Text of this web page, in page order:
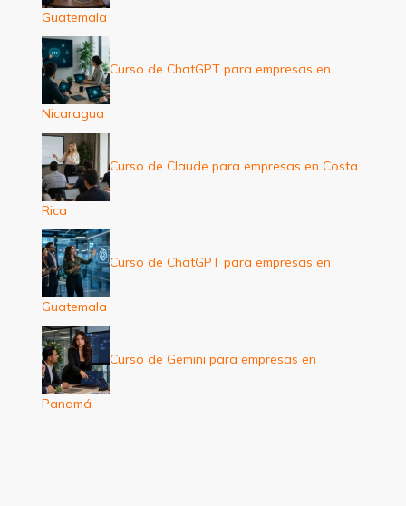
Guatemala
Curso de ChatGPT para empresas en
Nicaragua
Curso de Claude para empresas en Costa
Rica
Curso de ChatGPT para empresas en
Guatemala
Curso de Gemini para empresas en
Panamá